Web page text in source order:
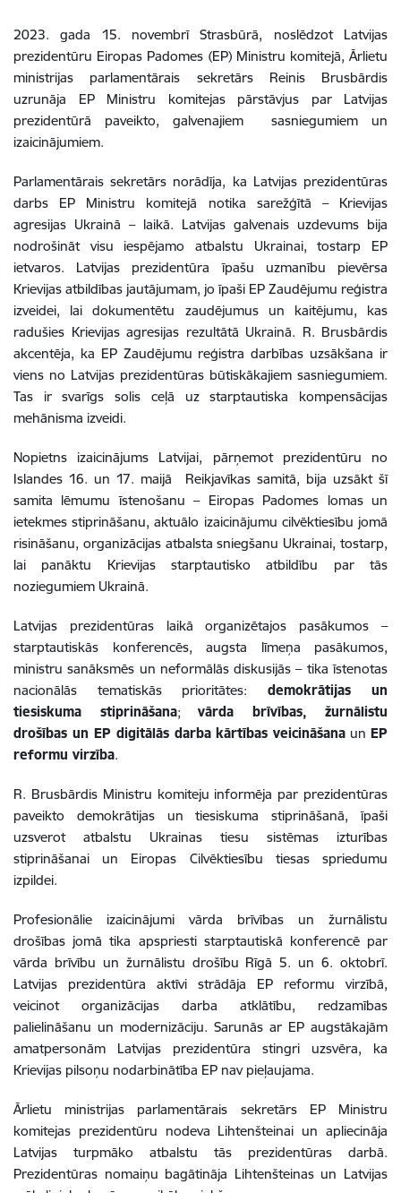
2023. gada 15. novembrī Strasbūrā, noslēdzot Latvijas
prezidentūru Eiropas Padomes (EP) Ministru komitejā, Ārlietu
ministrijas parlamentārais sekretārs Reinis Brusbārdis
uzrunāja EP Ministru komitejas pārstāvjus par Latvijas
prezidentūrā paveikto, galvenajiem sasniegumiem un
izaicinājumiem.
Parlamentārais sekretārs norādīja, ka Latvijas prezidentūras
darbs EP Ministru komitejā notika sarežģītā – Krievijas
agresijas Ukrainā – laikā. Latvijas galvenais uzdevums bija
nodrošināt visu iespējamo atbalstu Ukrainai, tostarp EP
ietvaros. Latvijas prezidentūra īpašu uzmanību pievērsa
Krievijas atbildības jautājumam, jo īpaši EP Zaudējumu reģistra
izveidei, lai dokumentētu zaudējumus un kaitējumu, kas
radušies Krievijas agresijas rezultātā Ukrainā. R. Brusbārdis
akcentēja, ka EP Zaudējumu reģistra darbības uzsākšana ir
viens no Latvijas prezidentūras būtiskākajiem sasniegumiem.
Tas ir svarīgs solis ceļā uz starptautiska kompensācijas
mehānisma izveidi.
Nopietns izaicinājums Latvijai, pārņemot prezidentūru no
Islandes 16. un 17. maijā Reikjavīkas samitā, bija uzsākt šī
samita lēmumu īstenošanu–Eiropas Padomes lomas un
ietekmes stiprināšanu, aktuālo izaicinājumu cilvēktiesību jomā
risināšanu, organizācijas atbalsta sniegšanu Ukrainai, tostarp,
lai panāktu Krievijas starptautisko atbildību par tās
noziegumiem Ukrainā.
Latvijas prezidentūras laikā organizētajos pasākumos –
starptautiskās konferencēs, augsta līmeņa pasākumos,
ministru sanāksmēs un neformālās diskusijās – tika īstenotas
nacionālās tematiskās prioritātes: demokrātijas un
tiesiskuma stiprināšana; vārda brīvības, žurnālistu
drošības un EP digitālās darba kārtības veicināšana un EP
reformu virzība.
R. Brusbārdis Ministru komiteju informēja par prezidentūras
paveikto demokrātijas un tiesiskuma stiprināšanā, īpaši
uzsverot atbalstu Ukrainas tiesu sistēmas izturības
stiprināšanai un Eiropas Cilvēktiesību tiesas spriedumu
izpildei.
Profesionālie izaicinājumi vārda brīvības un žurnālistu
drošības jomā tika apspriesti starptautiskā konferencē par
vārda brīvību un žurnālistu drošību Rīgā 5. un 6. oktobrī.
Latvijas prezidentūra aktīvi strādāja EP reformu virzībā,
veicinot organizācijas darba atklātību, redzamības
palielināšanu un modernizāciju. Sarunās ar EP augstākajām
amatpersonām Latvijas prezidentūra stingri uzsvēra, ka
Krievijas pilsoņu nodarbinātība EP nav pieļaujama.
Ārlietu ministrijas parlamentārais sekretārs EP Ministru
komitejas prezidentūru nodeva Lihtenšteinai un apliecināja
Latvijas turpmāko atbalstu tās prezidentūras darbā.
Prezidentūras nomaiņu bagātināja Lihtenšteinas un Latvijas